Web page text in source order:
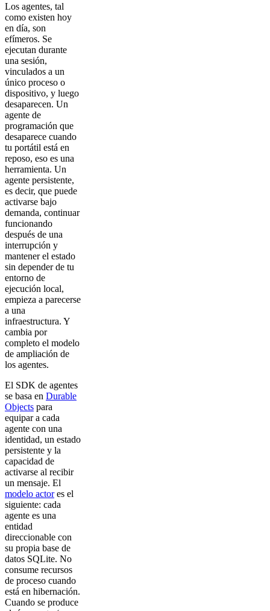
Los agentes, tal
como existen hoy
en día, son
efímeros. Se
ejecutan durante
una sesión,
vinculados a un
único proceso o
dispositivo, y luego
desaparecen. Un
agente de
programación que
desaparece cuando
tu portátil está en
reposo, eso es una
herramienta. Un
agente persistente,
es decir, que puede
activarse bajo
demanda, continuar
funcionando
después de una
interrupción y
mantener el estado
sin depender de tu
entorno de
ejecución local,
empieza a parecerse
a una
infraestructura. Y
cambia por
completo el modelo
de ampliación de
los agentes.
El SDK de agentes
se basa en Durable
Objects para
equipar a cada
agente con una
identidad, un estado
persistente y la
capacidad de
activarse al recibir
un mensaje. El
modelo actores el
siguiente: cada
agente es una
entidad
direccionable con
su propia base de
datos SQLite. No
consume recursos
de proceso cuando
está en hibernación.
Cuando se produce